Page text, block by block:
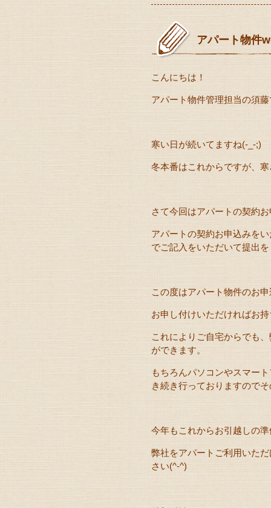
アパート物件
こんにちは！
アパート物件管理担当の須
寒い日が続いてますね(-_-;)
冬本番はこれからですが、
さて今回はアパートの契約
アパートの契約お申込みを
でご記入をいただいて提出
この度はアパート物件のお
お申し付けいただければお
これによりご自宅からでも
ができます。
もちろんパソコンやスマー
き続き行っておりますので
今年もこれからお引越しの
弊社をアパートご利用いた
さい(^-^)